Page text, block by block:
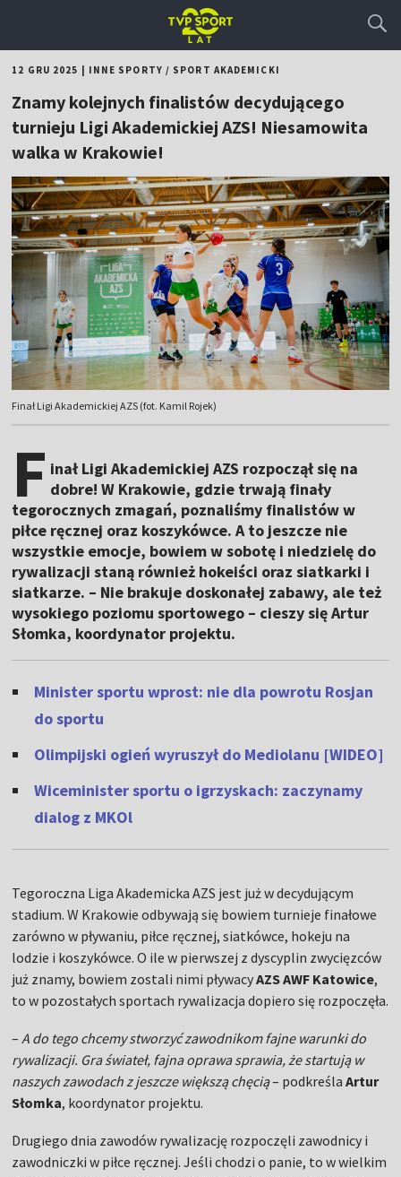
12 GRU 2025 INNE SPORTY / SPORT AKADEMICKI
Znamy kolejnych finalistów decydującego
turnieju Ligi Akademickiej AZS! Niesamowita
walka w Krakowie!
Finał Ligi Akademickiej AZS (fot. Kamil Rojek)
F inał Ligi Akademickiej AZS rozpoczął się na
dobre! W Krakowie, gdzie trwają finały
tegorocznych zmagań, poznaliśmy finalistów w
piłce ręcznej oraz koszykówce. A to jeszcze nie
wszystkie emocje, bowiem w sobotę i niedzielę do
rywalizacji staną również hokeiści oraz siatkarki i
siatkarze. – Nie brakuje doskonałej zabawy, ale też
wysokiego poziomu sportowego – cieszy się Artur
Słomka, koordynator projektu.
Minister sportu wprost: nie dla powrotu Rosjan
do sportu
Olimpijski ogień wyruszył do Mediolanu [WIDEO]
Wiceminister sportu o igrzyskach: zaczynamy
dialog z MKOl
Tegoroczna Liga Akademicka AZS jest już w decydującym
stadium. W Krakowie odbywają się bowiem turnieje finałowe
zarówno w pływaniu, piłce ręcznej, siatkówce, hokeju na
lodzie i koszykówce. O ile w pierwszej z dyscyplin zwycięzców
już znamy, bowiem zostali nimi pływacyAZS AWF Katowice,
to w pozostałych sportach rywalizacja dopiero się rozpoczęła.
– A do tego chcemy stworzyć zawodnikom fajne warunki do
rywalizacji. Gra świateł, fajna oprawa sprawia, że startują w
naszych zawodach z jeszcze większą chęcią– podkreślaArtur
Słomka, koordynator projektu.
Drugiego dnia zawodów rywalizację rozpoczęli zawodnicy i
zawodniczki w piłce ręcznej. Jeśli chodzi o panie, to w wielkim